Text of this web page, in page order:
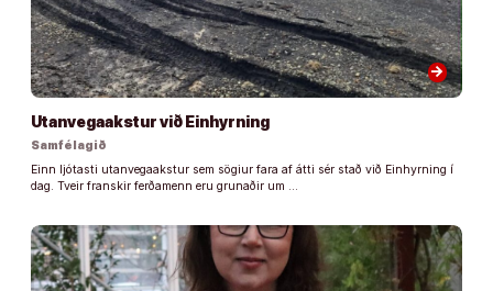
arrow_forward
Utanvegaakstur við Einhyrning
Samfélagið
Einn ljótasti utanvegaakstur sem sögiur fara af átti sér stað við Einhyrning í
dag. Tveir franskir ferðamenn eru grunaðir um …